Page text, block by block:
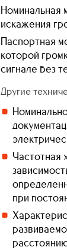
Номинальная
искажения
Паспортная
которой
сигнале без
Другие
Частотная
при